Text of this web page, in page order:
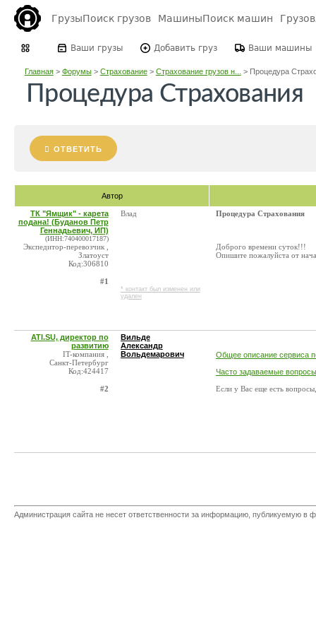
ГрузыПоиск грузов МашиныПоиск машин
Ваши грузы Добавить груз Ваши машины
Главная> Форумы> Страхование> Страхование грузов н... > Процедура
Процедура Страхования
ОТВЕТИТЬ
Автор
ТК "Ямщик" - карета
подана! (Буданов Петр
Геннадьевич, ИП)
(ИНН:740400017187)
Экспедитор-перевозчик ,
Златоуст
Код:306810
#1
Влад
* контакт был изменен или
удален
Процедура Страхования
Доброго времени суток!!!
Опишите пожалуйста от
ATI.SU, директор по
развитию
IT-компания ,
Санкт-Петербург
Код:424417
#2
Вильде
Александр
Вольдемарович
Общее описание сервиса
Часто задаваемые
Если у Вас еще есть
Администрация сайта не несет ответственности за информацию, публикуемую